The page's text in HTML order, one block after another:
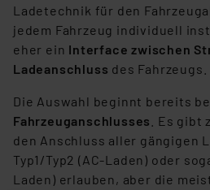
Ladetechnik für den
jedem Fahrzeug individuell
eher ein Interface zwischen
Ladeanschluss des Fahrzeugs.
Die Auswahl beginnt bereits
Fahrzeuganschlusses
. Es gibt
den Anschluss aller gängigen
Typ1/Typ2 (AC-Laden) oder
Laden) erlauben, aber die